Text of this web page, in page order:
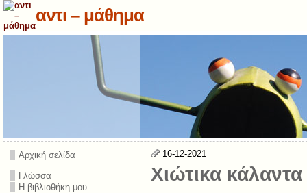
αντι – μάθημα
Αρχική σελίδα
Γλώσσα
Η βιβλιοθήκη μου
16-12-2021
Χιώτικα κάλαντα